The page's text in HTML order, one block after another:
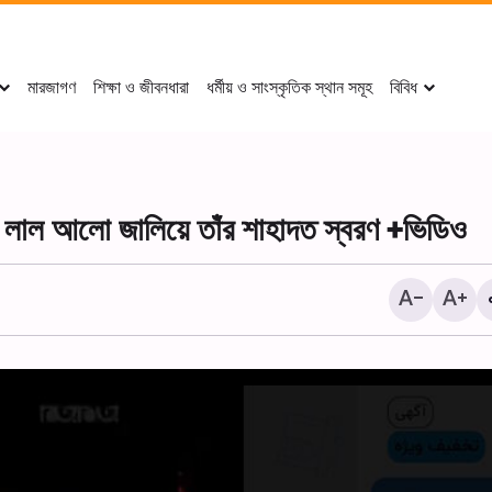
মারজাগণ শিক্ষা ও জীবনধারা ধর্মীয় ও সাংস্কৃতিক স্থান সমূহ বিবিধ
আলো জালিয়ে তাঁর শাহাদত স্বরণ +ভিডিও
আরবাঈন (চল্লিশা) উপলক্ষে শোক
আয়োজন করা হয়।